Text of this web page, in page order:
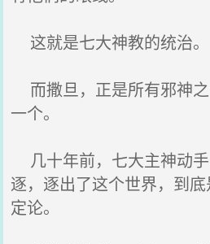
这就是七大神教的统治。
而撒旦，正是所有邪神
一个。
几十年前，七大主神动
逐，逐出了这个世界，到
定论。